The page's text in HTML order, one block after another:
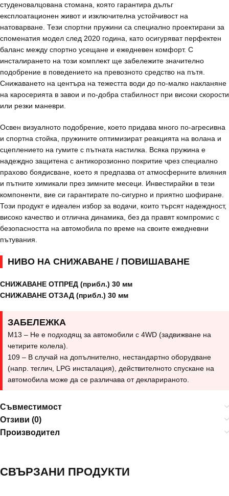
студеновалцована стомана, която гарантира дълъг
експлоатационен живот и изключителна устойчивост на
натоварване. Тези спортни пружини са специално проектирани за
споменатия модел след 2020 година, като осигуряват перфектен
баланс между спортно усещане и ежедневен комфорт. С
инсталирането на този комплект ще забележите значително
подобрение в поведението на превозното средство на пътя.
Снижаването на центъра на тежестта води до по-малко накланяне
на каросерията в завои и по-добра стабилност при високи скорости
или резки маневри.
Освен визуалното подобрение, което придава много по-агресивна
и спортна стойка, пружините оптимизират реакцията на волана и
сцеплението на гумите с пътната настилка. Всяка пружина е
надеждно защитена с антикорозионно покритие чрез специално
прахово боядисване, което я предпазва от атмосферните влияния
и пътните химикали през зимните месеци. Инвестирайки в тези
компоненти, вие си гарантирате по-сигурно и приятно шофиране.
Този продукт е идеален избор за водачи, които търсят надеждност,
високо качество и отлична динамика, без да правят компромис с
безопасността на автомобила по време на своите ежедневни
пътувания.
НИВО НА СНИЖАВАНЕ / ПОВИШАВАНЕ
СНИЖАВАНЕ ОТПРЕД (прибл.) 30 мм
СНИЖАВАНЕ ОТЗАД (прибл.) 30 мм
ЗАБЕЛЕЖКА
M13 – Не е подходящ за автомобили с 4WD (задвижване на
четирите колела).
109 – В случай на допълнително, нестандартно оборудване
(напр. теглич, LPG инсталация), действителното спускане на
автомобила може да се различава от декларираното.
Съвместимост
Отзиви (0)
Производител
СВЪРЗАНИ ПРОДУКТИ